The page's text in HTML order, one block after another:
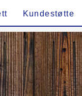
Kundestøtte